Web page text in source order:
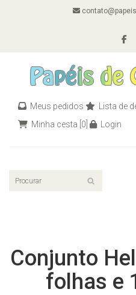
Meus pedidos Lista de
Minha cesta [0] Login
Conjunto
folhas e